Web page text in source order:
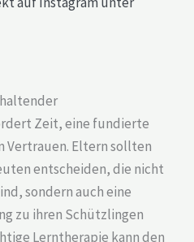
Zeit, eine fundierte
Vertrauen. Eltern sollten
entscheiden, die nicht
sondern auch eine
zu ihren Schützlingen
Lerntherapie kann den